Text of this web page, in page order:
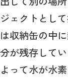
ジェクトとし
は収納缶の中
分が残存して
よって水が水